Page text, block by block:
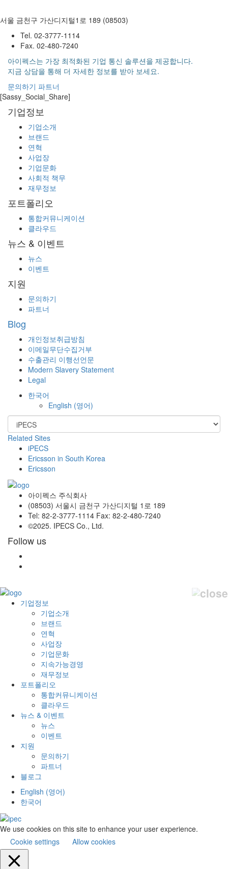
서울 금천구 가산디지털1로 189 (08503)
Tel. 02-3777-1114
Fax. 02-480-7240
아이펙스는 가장 최적화된 기업 통신 솔루션을 제공합니다.
지금 상담을 통해 더 자세한 정보를 받아 보세요.
문의하기 파트너
[Sassy_Social_Share]
기업정보
기업소개
브랜드
연혁
사업장
기업문화
사회적 책무
재무정보
포트폴리오
통합커뮤니케이션
클라우드
뉴스 & 이벤트
뉴스
이벤트
지원
문의하기
파트너
Blog
개인정보취급방침
이메일무단수집거부
수출관리 이행선언문
Modern Slavery Statement
Legal
한국어
English (영어)
Related Sites
iPECS
Ericsson in South Korea
Ericsson
아이펙스 주식회사
(08503) 서울시 금천구 가산디지털 1로 189
Tel: 82-2-3777-1114 Fax: 82-2-480-7240
©2025. IPECS Co., Ltd.
Follow us
기업정보
기업소개
브랜드
연혁
사업장
기업문화
지속가능경영
재무정보
포트폴리오
통합커뮤니케이션
클라우드
뉴스 & 이벤트
뉴스
이벤트
지원
문의하기
파트너
블로그
English (영어)
한국어
We use cookies on this site to enhance your user experience.
Cookie settings
Allow cookies